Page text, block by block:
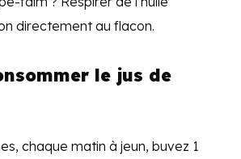
directement au flacon.
le jus de
chaque matin à jeun, buvez 1